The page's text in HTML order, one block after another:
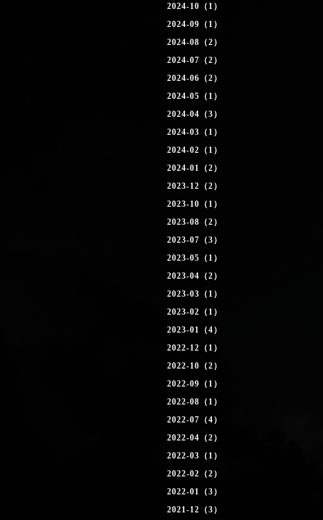
2024-10（1）
2024-09（1）
2024-08（2）
2024-07（2）
2024-06（2）
2024-05（1）
2024-04（3）
2024-03（1）
2024-02（1）
2024-01（2）
2023-12（2）
2023-10（1）
2023-08（2）
2023-07（3）
2023-05（1）
2023-04（2）
2023-03（1）
2023-02（1）
2023-01（4）
2022-12（1）
2022-10（2）
2022-09（1）
2022-08（1）
2022-07（4）
2022-04（2）
2022-03（1）
2022-02（2）
2022-01（3）
2021-12（3）